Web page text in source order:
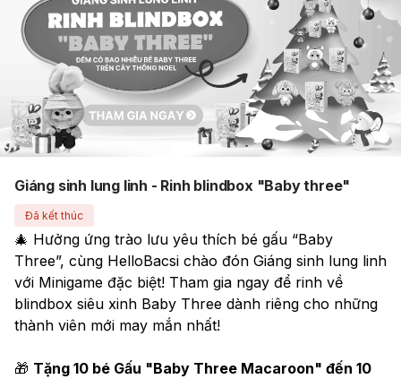
Giáng sinh lung linh - Rinh blindbox "Baby three"
Đã kết thúc
🎄 Hưởng ứng trào lưu yêu thích bé gấu “Baby
Three”, cùng HelloBacsi chào đón Giáng sinh lung linh
với Minigame đặc biệt! Tham gia ngay để rinh về
blindbox siêu xinh Baby Three dành riêng cho những
thành viên mới may mắn nhất!
🎁 Tặng 10 bé Gấu "Baby Three Macaroon" đến 10